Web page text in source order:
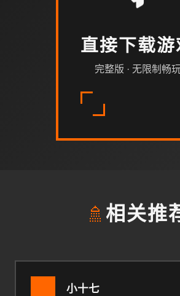
直接下载游
完整版 · 无限制畅
🚿 相关推
小十七